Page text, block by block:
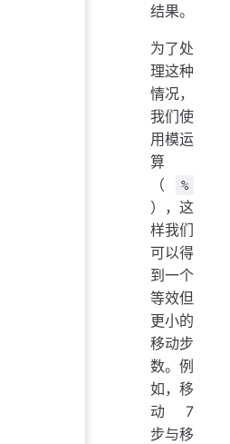
结果。
为了处
理这种
情况，
我们使
用模运
算
（
%
），这
样我们
可以得
到一个
等效但
更小的
移动步
数。例
如，移
动 7
步与移